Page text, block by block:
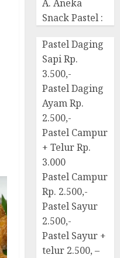
A. Aneka
Snack Pastel :
Pastel Daging
Sapi Rp.
3.500,-
Pastel Daging
Ayam Rp.
2.500,-
Pastel Campur
+ Telur Rp.
3.000
Pastel Campur
Rp. 2.500,-
Pastel Sayur
2.500,-
Pastel Sayur +
telur 2.500, –